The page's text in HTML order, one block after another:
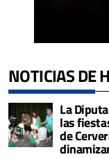
NOTICIAS DE
La
las
de